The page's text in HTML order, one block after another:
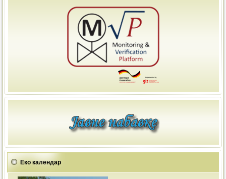
Еко календар